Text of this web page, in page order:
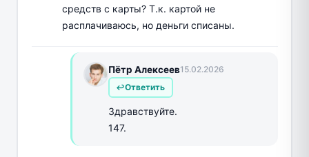
средств с карты? Т.к. картой не
расплачиваюсь, но деньги списаны.
Пётр Алексеев15.02.2026
Ответить
Здравствуйте.
147.